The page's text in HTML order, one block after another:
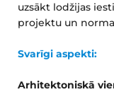
uzsākt lodžijas
projektu un
Svarīgi aspekti:
Arhitektoniskā